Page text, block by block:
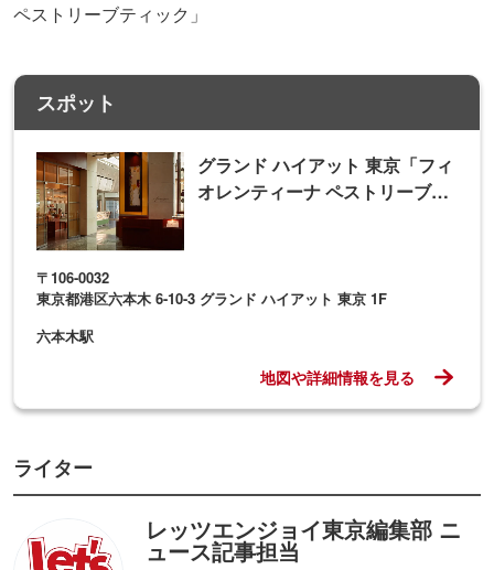
ペストリーブティック」
スポット
グランド ハイアット 東京「フィ
オレンティーナ ペストリーブテ
〒106-0032
東京都港区六本木 6-10-3 グランド ハイアット 東京 1F
六本木駅
地図や詳細情報を見る
ライター
レッツエンジョイ東京編集部 ニ
ュース記事担当